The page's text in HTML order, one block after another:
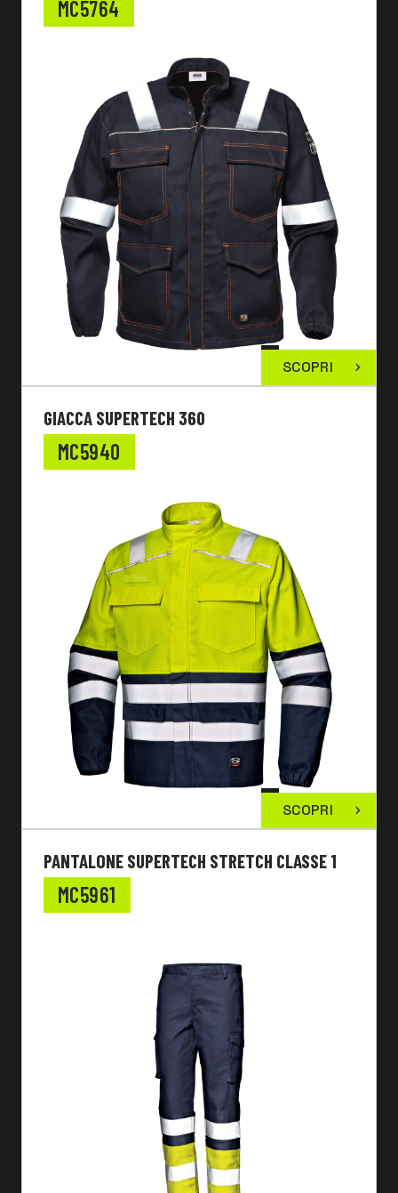
MC5764
SCOPRI
GIACCA SUPERTECH 360
MC5940
SCOPRI
PANTALONE SUPERTECH STRETCH CLASSE 1
MC5961